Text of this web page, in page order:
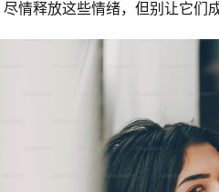
情释放这些情绪，但别让它们